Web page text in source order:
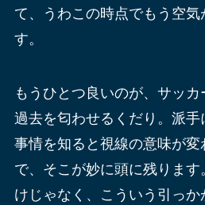
て、うわこの時点でもう空気
す。
もうひとつ良いのが、サッ
過去を匂わせるくだり。派手
事情を知ると視線の意味が
で、そこが妙に頭に残りま
けじゃなく、こういう引っ